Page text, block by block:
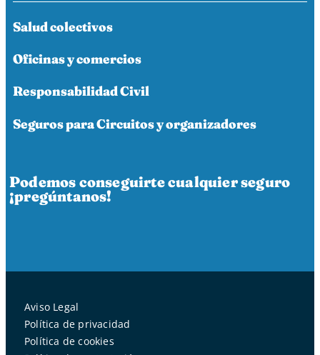
Salud colectivos
Oficinas y comercios
Responsabilidad Civil
Seguros para Circuitos y organizadores
Podemos conseguirte cualquier seguro
¡pregúntanos!
Aviso Legal
Política de privacidad
Política de cookies